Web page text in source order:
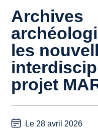
Archives
les
projet
Le 28 avril 2026